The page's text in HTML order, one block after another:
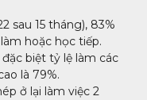
sau 15 tháng), 83%
hoặc học tiếp.
biệt tỷ lệ làm các
là 79%.
ở lại làm việc 2